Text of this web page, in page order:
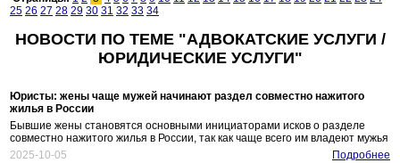
25 26 27 28 29 30 31 32 33 34
НОВОСТИ ПО ТЕМЕ "АДВОКАТСКИЕ УСЛУГИ /
ЮРИДИЧЕСКИЕ УСЛУГИ"
Юристы: жены чаще мужей начинают раздел совместно нажитого
жилья в России
Бывшие жены становятся основными инициаторами исков о разделе
совместно нажитого жилья в России, так как чаще всего им владеют мужья
2025-10-05
Подробнее